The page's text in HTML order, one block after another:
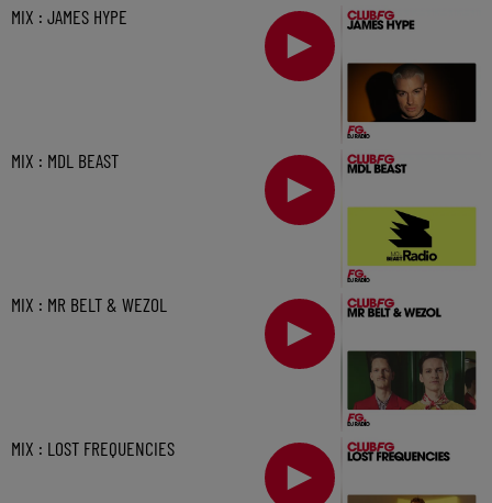
MIX : JAMES HYPE
MIX : MDL BEAST
MIX : MR BELT & WEZOL
MIX : LOST FREQUENCIES